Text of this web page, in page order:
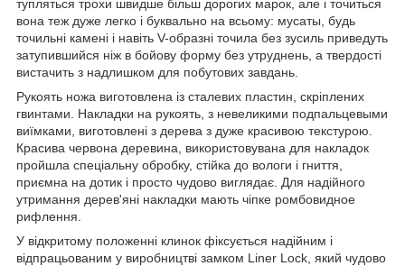
тупляться трохи швидше більш дорогих марок, але і точиться
вона теж дуже легко і буквально на всьому: мусаты, будь
точильні камені і навіть V-образні точила без зусиль приведуть
затупившийся ніж в бойову форму без утруднень, а твердості
вистачить з надлишком для побутових завдань.
Рукоять ножа виготовлена із сталевих пластин, скріплених
гвинтами. Накладки на рукоять, з невеликими подпальцевыми
виїмками, виготовлені з дерева з дуже красивою текстурою.
Красива червона деревина, використовувана для накладок
пройшла спеціальну обробку, стійка до вологи і гниття,
приємна на дотик і просто чудово виглядає. Для надійного
утримання дерев'яні накладки мають чіпке ромбовидное
рифлення.
У відкритому положенні клинок фіксується надійним і
відпрацьованим у виробництві замком Liner Lock, який чудово